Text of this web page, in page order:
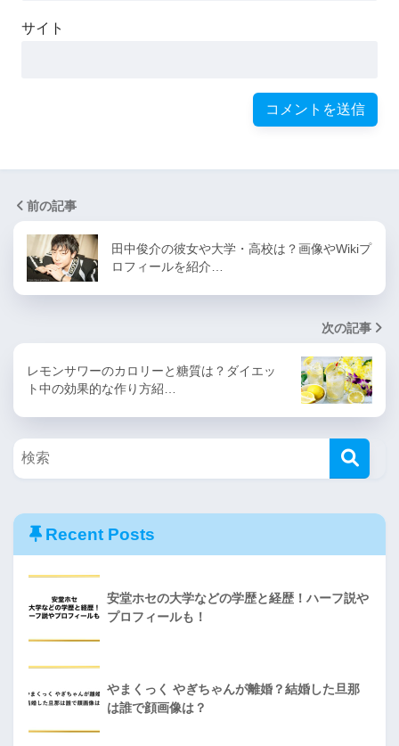
サイト
前の記事
田中俊介の彼女や大学・高校は？画像やWikiプ
ロフィールを紹介…
次の記事
レモンサワーのカロリーと糖質は？ダイエッ
ト中の効果的な作り方紹…
Recent Posts
安堂ホセの大学などの学歴と経歴！ハーフ説や
プロフィールも！
やまくっく やぎちゃんが離婚？結婚した旦那
は誰で顔画像は？